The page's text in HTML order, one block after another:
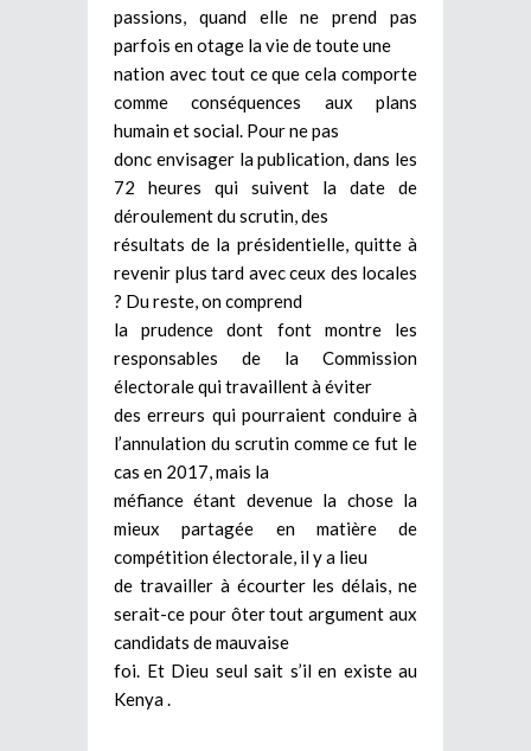
passions, quand elle ne prend pas
parfois en otage la vie de toute une
nation avec tout ce que cela comporte
comme conséquences aux plans
humain et social. Pour ne pas
donc envisager la publication, dans les
72 heures qui suivent la date de
déroulement du scrutin, des
résultats de la présidentielle, quitte à
revenir plus tard avec ceux des locales
? Du reste, on comprend
la prudence dont font montre les
responsables de la Commission
électorale qui travaillent à éviter
des erreurs qui pourraient conduire à
l’annulation du scrutin comme ce fut le
cas en 2017, mais la
méfiance étant devenue la chose la
mieux partagée en matière de
compétition électorale, il y a lieu
de travailler à écourter les délais, ne
serait-ce pour ôter tout argument aux
candidats de mauvaise
foi. Et Dieu seul sait s’il en existe au
Kenya .